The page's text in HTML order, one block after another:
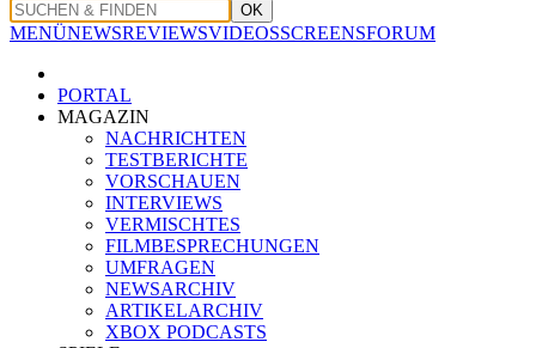
OK
MENÜNEWSREVIEWSVIDEOSSCREENSFORUM
PORTAL
MAGAZIN
NACHRICHTEN
TESTBERICHTE
VORSCHAUEN
INTERVIEWS
VERMISCHTES
FILMBESPRECHUNGEN
UMFRAGEN
NEWSARCHIV
ARTIKELARCHIV
XBOX PODCASTS